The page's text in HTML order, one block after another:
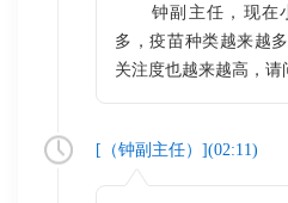
钟副主任，现在
多，疫苗种类越来越
关注度也越来越高，请
[（钟副主任）](02:11)